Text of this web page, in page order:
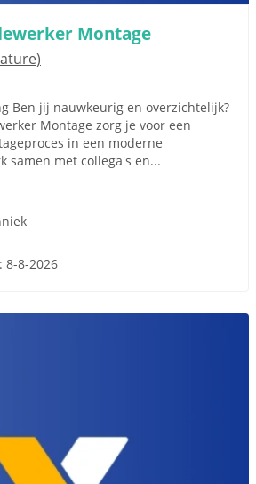
Montage
Ben jij nauwkeurig en overzichtelijk?
Montage zorg je voor een
in een moderne
samen met collega's en...
8-8-2026